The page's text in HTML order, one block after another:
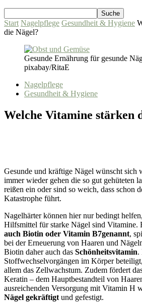
Start Nagelpflege Gesundheit & Hygiene
die Nägel?
Gesunde Ernährung für gesunde
pixabay/RitaE
Nagelpflege
Gesundheit & Hygiene
Welche Vitamine stärken
Gesunde und kräftige Nägel wünscht sich
immer wieder gehen die so gut gehüteten
reißen ein oder sind so weich, dass schon
Katastrophe führt.
Nagelhärter können hier nur bedingt
Hilfsmittel für starke Nägel sind Vitamine.
auch Biotin oder Vitamin B7genannt,
bei der Erneuerung von Haaren und
Biotin daher auch das Schönheitsvitamin.
Stoffwechselvorgängen im Körper
allem das Zellwachstum. Zudem fördert
Keratin – dem Hauptbestandteil von
ausreichenden Versorgung mit Vitamin H
Nägel gekräftigt und gefestigt.